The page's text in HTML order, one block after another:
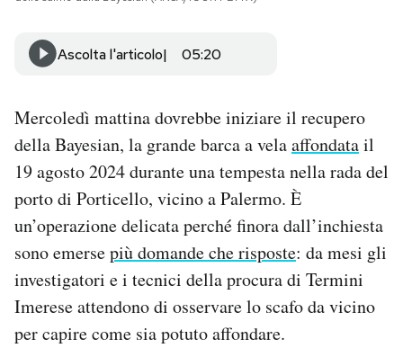
CALENDARIO
AREA PERSONALE
Area Personale
Newsletter
Notifiche mobile
Regala il Post
Hai bisogno di aiuto?
Esci
Ascolta l'articolo 05:20
Mercoledì mattina dovrebbe iniziare il recupero
della Bayesian, la grande barca a velaaffondatail
19 agosto 2024 durante una tempesta nella rada del
porto di Porticello, vicino a Palermo. È
un’operazione delicata perché finora dall’inchiesta
sono emersepiù domande che risposte: da mesi gli
investigatori e i tecnici della procura di Termini
Imerese attendono di osservare lo scafo da vicino
per capire come sia potuto affondare.